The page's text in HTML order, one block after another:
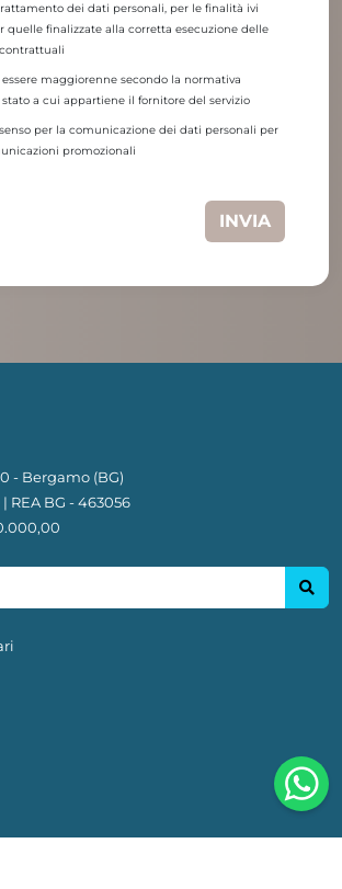
dei dati personali, per le finalità ivi
quelle finalizzate alla corretta esecuzione delle
maggiorenne secondo la normativa
a cui appartiene il fornitore del servizio
per la comunicazione dei dati personali per
promozionali
INVIA
- Bergamo (BG)
REA BG - 463056